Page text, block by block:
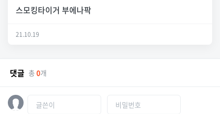
스모킹타이거 부에나팍
21.10.19
댓글 총 0개